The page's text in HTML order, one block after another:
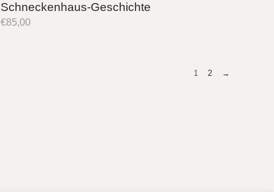
Schneckenhaus-Geschichte
€85,00
1 2 →